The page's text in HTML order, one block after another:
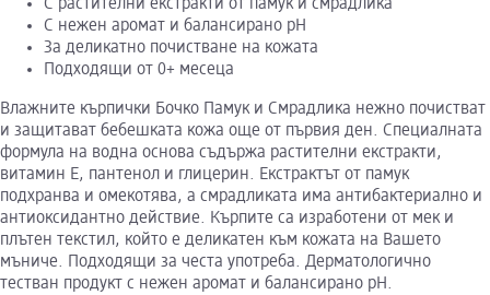
С растителни екстракти от памук и смрадлика
С нежен аромат и балансирано pH
За деликатно почистване на кожата
Подходящи от 0+ месеца
Влажните кърпички Бочко Памук и Смрадлика нежно почистват
и защитават бебешката кожа още от първия ден. Специалната
формула на водна основа съдържа растителни екстракти,
витамин Е, пантенол и глицерин. Екстрактът от памук
подхранва и омекотява, а смрадликата има антибактериално и
антиоксидантно действие. Кърпите са изработени от мек и
плътен текстил, който е деликатен към кожата на Вашето
мъниче. Подходящи за честа употреба. Дерматологично
тестван продукт с нежен аромат и балансирано рН.